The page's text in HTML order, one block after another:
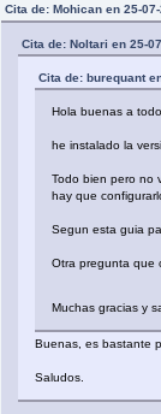
Cita de: Mohican en 25-
Cita de: Noltari en 25-
Cita de: burequant
Hola buenas a
he instalado la
Todo bien pero no
hay que
Segun esta guia
Otra pregunta que
Muchas gracias y
Buenas, es bastante
Saludos.